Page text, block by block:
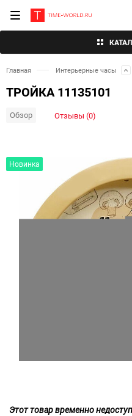
Главная Интерьерные часы
ТРОЙКА 11135101
Обзор Отзывы (0)
Новинка
Этот товар временно